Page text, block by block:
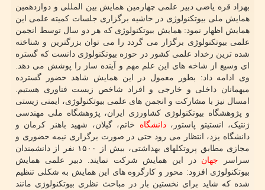
بهزاد قره یاضی دبیر علمی چهارمین همایش بین المللی و دوازدهمین
همایش ملی بیوتکنولوژی در حاشیه برگزاری جلسات کمیته علمی این
همایش اظهار نمود: همایش بیوتکنولوژی که هر دو سال توسط انجمن
علمی بیوتکنولوژی برگزار می گردد را می توان بزرگترین و شناخته
شده ترین رخداد علمی کشور در حوزه بیوتکنولوژی دانست که گستره
ای وسیع از شاخه های این علم مهم و آینده ساز را پوشش می دهد.
وی ادامه داد: بطور معمول در این همایش شاهد حضور گسترده
میهمانان داخلی و خارجی و افراد شاخص زیست فناوری هستیم.
امسال نیز با مشارکت و انجمن های علمی بیوتکنولوژی، ایمنی زیستی
و پژوهشگاه بیوتکنولوژی کشاورزی ایران، پژوهشگاه ملی مهندسی
ژنتیک، انستیتو پاستور،دانشگاه خاتم، گیلان، شهید باهنر کرمان و
دانشگاه یزد، انتظار می رود حتی در صورت برگزاری نیمه حضوری و
مجازی مطابق پروتکلهای بهداشتی، بیش از ۱۵۰۰ نفر از دانشمندان
سراسر جهان در این همایش شرکت نمایند. دبیر علمی همایش
بیوتکنولوژی افزود: محور و کارگروه های این همایش به شکلی تنظیم
شده که شاید برای نخستین بار در مباحث نظری بیوتکنولوژی مانند